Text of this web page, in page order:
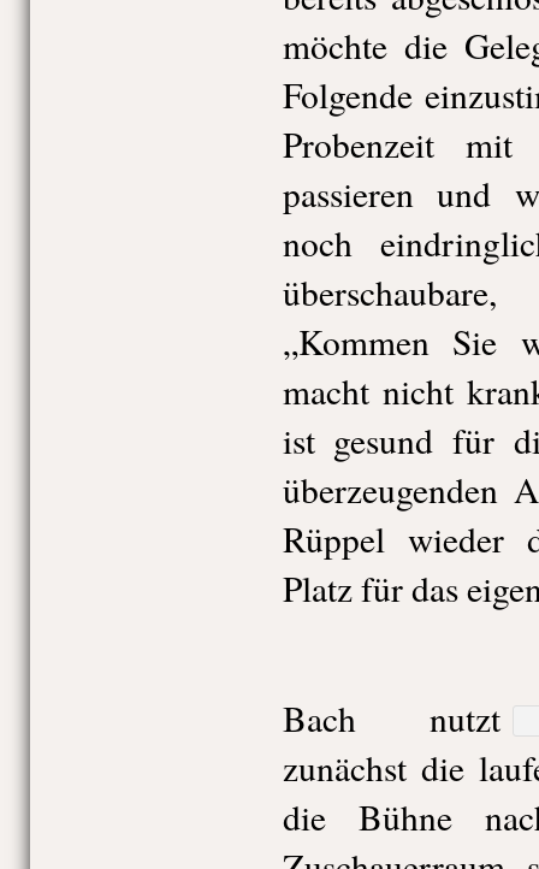
möchte die
Folgende
Probenzeit
passieren und
noch
„Kommen Sie
macht nicht
ist gesund für
überzeugenden
Rüppel wieder
Platz für das
Bach nutzt
zunächst die
die Bühne